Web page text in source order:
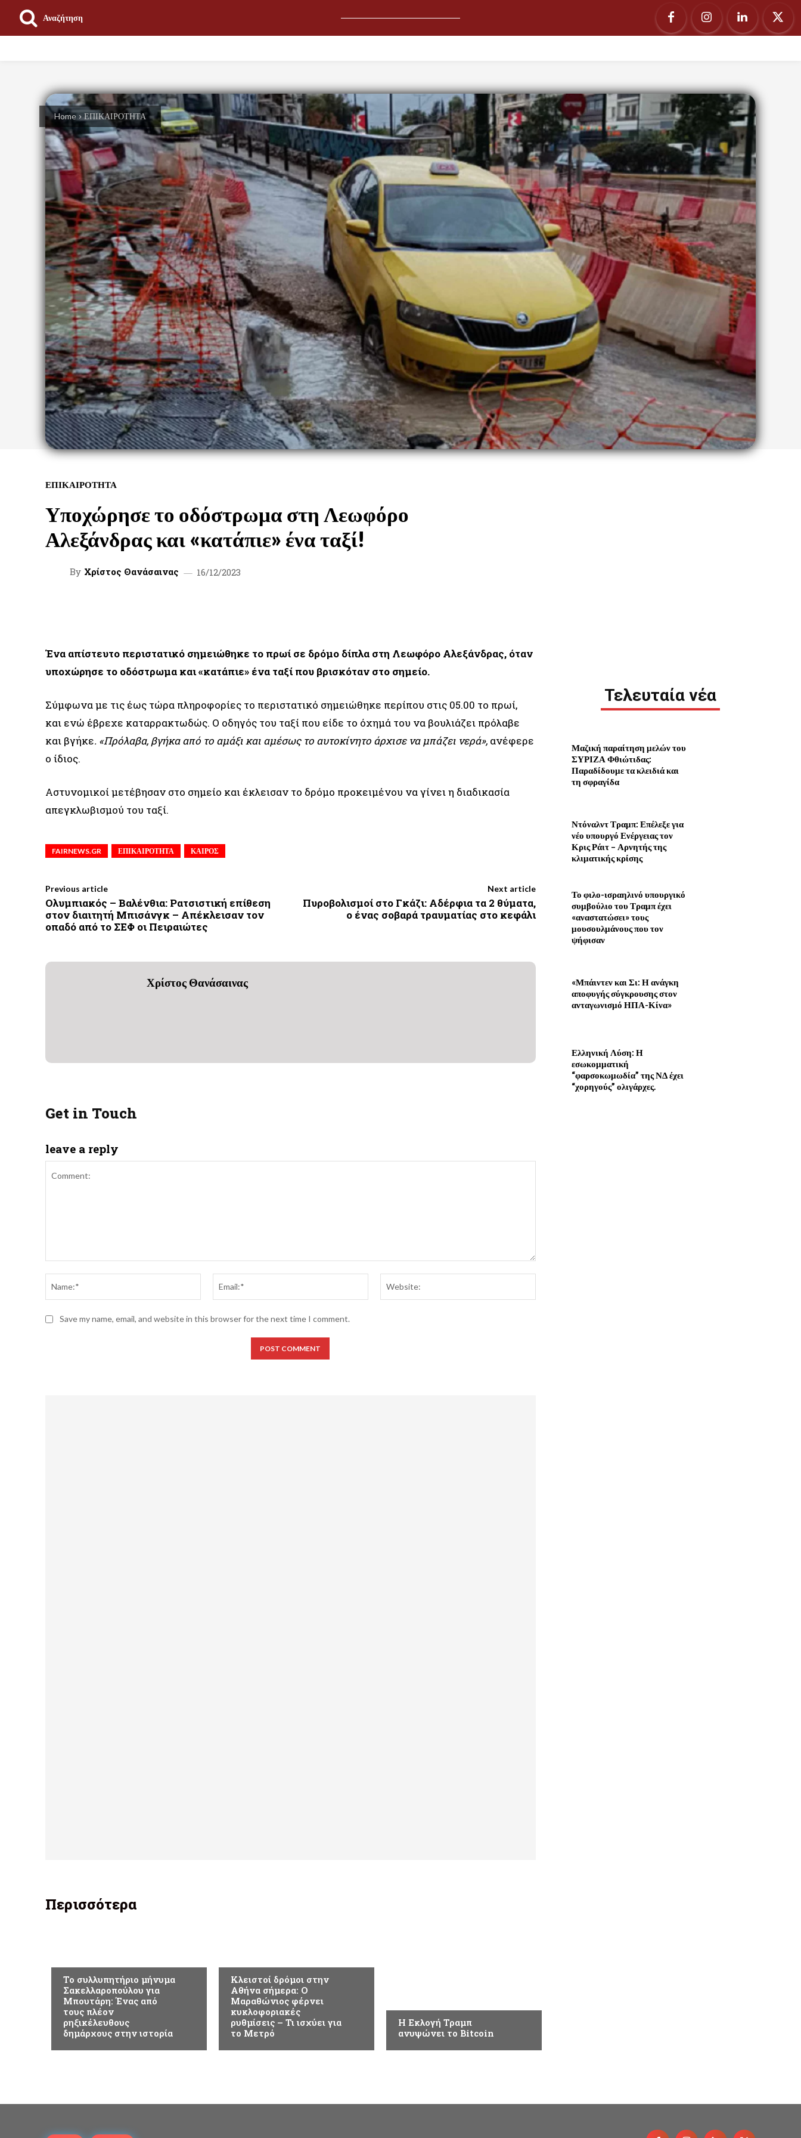
Αναζήτηση
Home ΕΠΙΚΑΙΡΟΤΗΤΑ
ΕΠΙΚΑΙΡΟΤΗΤΑ
Υποχώρησε το οδόστρωμα στη Λεωφόρο
Αλεξάνδρας και «κατάπιε» ένα ταξί!
By Χρίστος Θανάσαινας 16/12/2023
Ένα απίστευτο περιστατικό σημειώθηκε το πρωί σε δρόμο δίπλα στη Λεωφόρο Αλεξάνδρας, όταν
υποχώρησε το οδόστρωμα και «κατάπιε» ένα ταξί που βρισκόταν στο σημείο.
Σύμφωνα με τις έως τώρα πληροφορίες το περιστατικό σημειώθηκε περίπου στις 05.00 το πρωί,
και ενώ έβρεχε καταρρακτωδώς. Ο οδηγός του ταξί που είδε το όχημά του να βουλιάζει πρόλαβε
και βγήκε. «Πρόλαβα, βγήκα από το αμάξι και αμέσως το αυτοκίνητο άρχισε να μπάζει νερά», ανέφερε
ο ίδιος.
Αστυνομικοί μετέβησαν στο σημείο και έκλεισαν το δρόμο προκειμένου να γίνει η διαδικασία
απεγκλωβισμού του ταξί.
FAIRNEWS.GR ΕΠΙΚΑΙΡΟΤΗΤΑ ΚΑΙΡΟΣ
Previous article
Ολυμπιακός – Βαλένθια: Ρατσιστική επίθεση
στον διαιτητή Μπισάνγκ – Απέκλεισαν τον
οπαδό από το ΣΕΦ οι Πειραιώτες
Next article
Πυροβολισμοί στο Γκάζι: Αδέρφια τα 2 θύματα,
ο ένας σοβαρά τραυματίας στο κεφάλι
Χρίστος Θανάσαινας
Get in Touch
leave a reply
Save my name, email, and website in this browser for the next time I comment.
Περισσότερα
Το συλλυπητήριο μήνυμα
Σακελλαροπούλου για
Μπουτάρη: Ένας από
τους πλέον
ρηξικέλευθους
δημάρχους στην ιστορία
Κλειστοί δρόμοι στην
Αθήνα σήμερα: Ο
Μαραθώνιος φέρνει
κυκλοφοριακές
ρυθμίσεις – Τι ισχύει για
το Μετρό
Η Εκλογή Τραμπ
ανυψώνει το Bitcoin
Τελευταία νέα
Μαζική παραίτηση μελών του
ΣΥΡΙΖΑ Φθιώτιδας:
Παραδίδουμε τα κλειδιά και
τη σφραγίδα
Ντόναλντ Τραμπ: Επέλεξε για
νέο υπουργό Ενέργειας τον
Κρις Ράιτ – Αρνητής της
κλιματικής κρίσης
Το φιλο-ισραηλινό υπουργικό
συμβούλιο του Τραμπ έχει
«αναστατώσει» τους
μουσουλμάνους που τον
ψήφισαν
«Μπάιντεν και Σι: Η ανάγκη
αποφυγής σύγκρουσης στον
ανταγωνισμό ΗΠΑ-Κίνα»
Ελληνική Λύση: Η
εσωκομματική
“φαρσοκωμωδία” της ΝΔ έχει
“χορηγούς” ολιγάρχες.